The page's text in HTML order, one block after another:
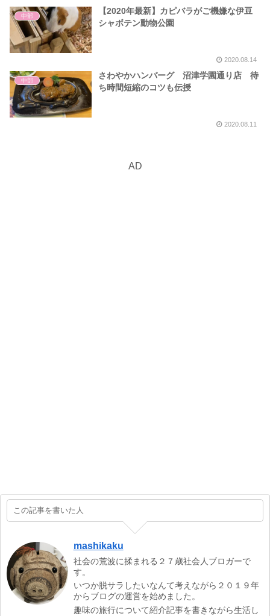
中部
【2020年最新】カピバラがご機嫌な伊豆
シャボテン動物公園
2020.08.14
中部
さわやかハンバーグ 沼津学園通り店 待
ち時間短縮のコツも伝授
2020.08.11
AD
この記事を書いた人
mashikaku
社会の荒波に揉まれる２７歳社会人ブロガーで
す。
いつか脱サラしたいなんて考えながら２０１９年
からブログの運営を始めました。
趣味の旅行について紹介記事を書きながら生活し